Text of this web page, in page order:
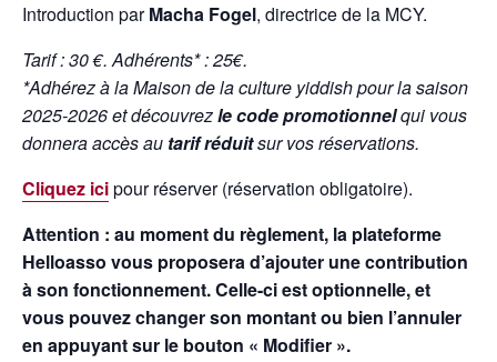
Introduction parMacha Fogel, directrice de la MCY.
Tarif : 30 €. Adhérents* : 25€.
*Adhérez à la Maison de la culture yiddish pour la saison
2025-2026 et découvrezle code promotionnelqui vous
donnera accès au tarif réduitsur vos réservations.
Cliquez icipour réserver (réservation obligatoire).
Attention : au moment du règlement, la plateforme
Helloasso vous proposera d’ajouter une contribution
à son fonctionnement. Celle-ci est optionnelle, et
vous pouvez changer son montant ou bien l’annuler
en appuyant sur le bouton « Modifier ».